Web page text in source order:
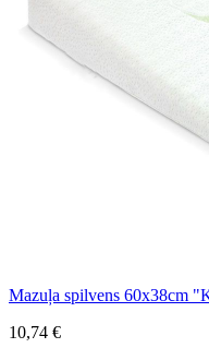
Mazuļa spilvens 60x38cm
10,74 €